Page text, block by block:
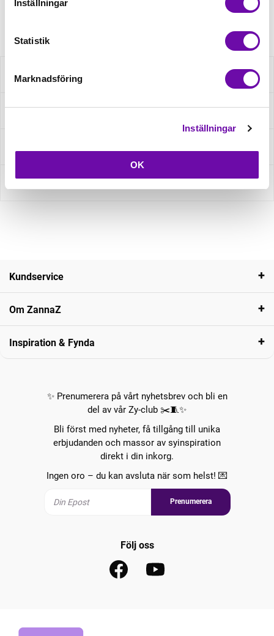
Inställningar
Statistik
Marknadsföring
Inställningar
OK
Beskrivning
Specifikation
Kundservice
Om ZannaZ
Inspiration & Fynda
✨ Prenumerera på vårt nyhetsbrev och bli en
del av vår Zy-club ✂️🧵✨
Bli först med nyheter, få tillgång till unika
erbjudanden och massor av syinspiration
direkt i din inkorg.
Ingen oro – du kan avsluta när som helst! 💌
Prenumerera
Följ oss